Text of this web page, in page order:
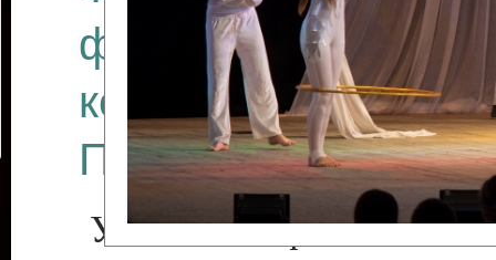
фестиваля
коллективов
Приднестровского
Участники фестиваля: